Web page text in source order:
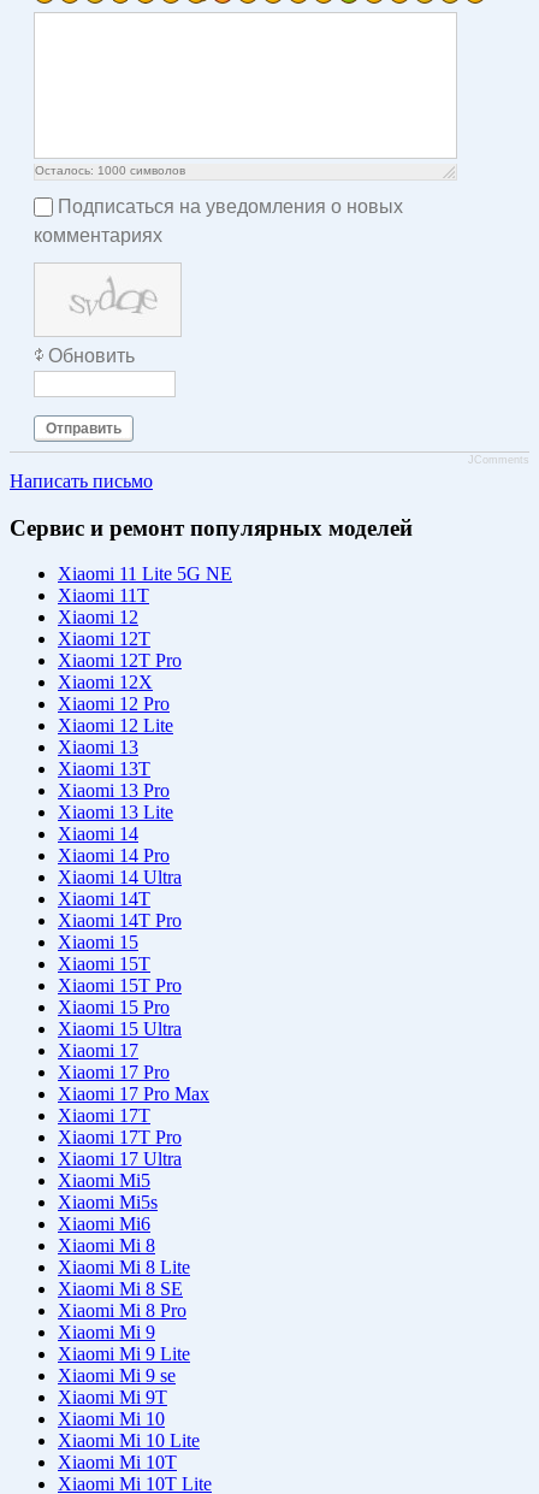
Осталось: 1000 символов
Подписаться на уведомления о новых
комментариях
Обновить
Отправить
JComments
Написать письмо
Сервис и ремонт популярных моделей
Xiaomi 11 Lite 5G NE
Xiaomi 11T
Xiaomi 12
Xiaomi 12T
Xiaomi 12T Pro
Xiaomi 12X
Xiaomi 12 Pro
Xiaomi 12 Lite
Xiaomi 13
Xiaomi 13T
Xiaomi 13 Pro
Xiaomi 13 Lite
Xiaomi 14
Xiaomi 14 Pro
Xiaomi 14 Ultra
Xiaomi 14T
Xiaomi 14T Pro
Xiaomi 15
Xiaomi 15T
Xiaomi 15T Pro
Xiaomi 15 Pro
Xiaomi 15 Ultra
Xiaomi 17
Xiaomi 17 Pro
Xiaomi 17 Pro Max
Xiaomi 17T
Xiaomi 17T Pro
Xiaomi 17 Ultra
Xiaomi Mi5
Xiaomi Mi5s
Xiaomi Mi6
Xiaomi Mi 8
Xiaomi Mi 8 Lite
Xiaomi Mi 8 SE
Xiaomi Mi 8 Pro
Xiaomi Mi 9
Xiaomi Mi 9 Lite
Xiaomi Mi 9 se
Xiaomi Mi 9T
Xiaomi Mi 10
Xiaomi Mi 10 Lite
Xiaomi Mi 10T
Xiaomi Mi 10T Lite